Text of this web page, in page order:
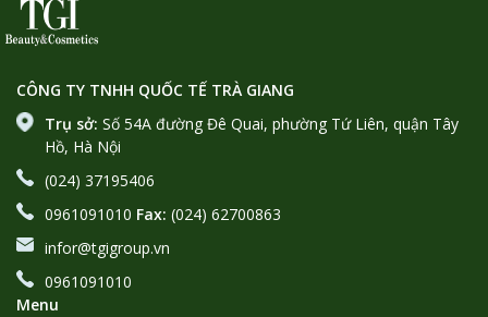
CÔNG TY TNHH QUỐC TẾ TRÀ GIANG
Trụ sở: Số 54A đường Đê Quai, phường Tứ Liên, quận Tây
Hồ, Hà Nội
(024) 37195406
0961091010 Fax: (024) 62700863
infor@tgigroup.vn
0961091010
Menu